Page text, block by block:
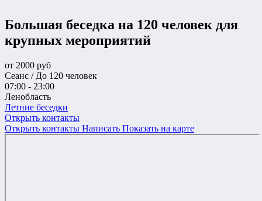
Большая беседка на 120 человек для
крупных мероприятий
от 2000 руб
Сеанс / До 120 человек
07:00 - 23:00
Ленобласть
Летние беседки
Открыть контакты
Открыть контакты Написать Показать на карте